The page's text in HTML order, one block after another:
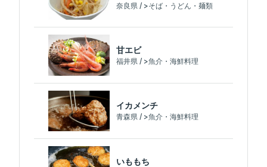
奈良県 / >そば・うどん・麺類
甘エビ
福井県 / >魚介・海鮮料理
イカメンチ
青森県 / >魚介・海鮮料理
いももち